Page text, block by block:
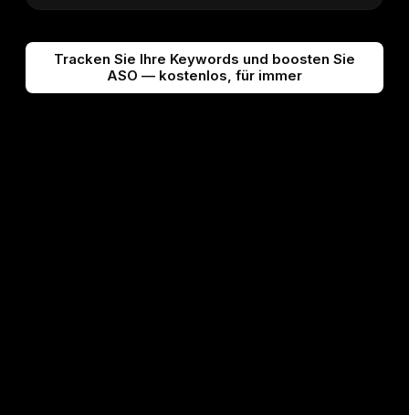
Tracken Sie Ihre Keywords und boosten Sie
ASO — kostenlos, für immer